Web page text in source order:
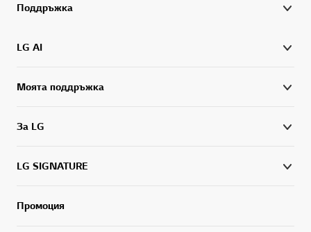
Поддръжка
LG AI
Моята поддръжка
За LG
LG SIGNATURE
Промоция